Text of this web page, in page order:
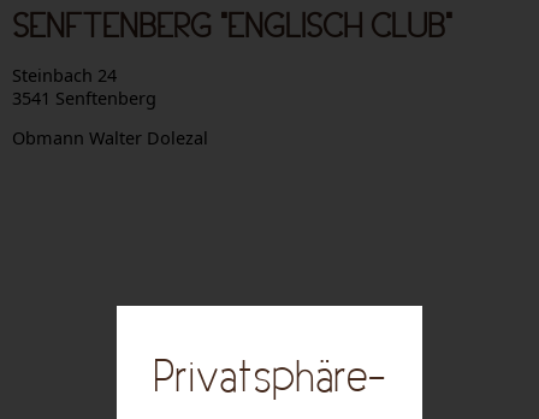
SENFTENBERG "ENGLISCH CLUB"
Steinbach 24
3541 Senftenberg
Obmann Walter Dolezal
Privatsphäre-